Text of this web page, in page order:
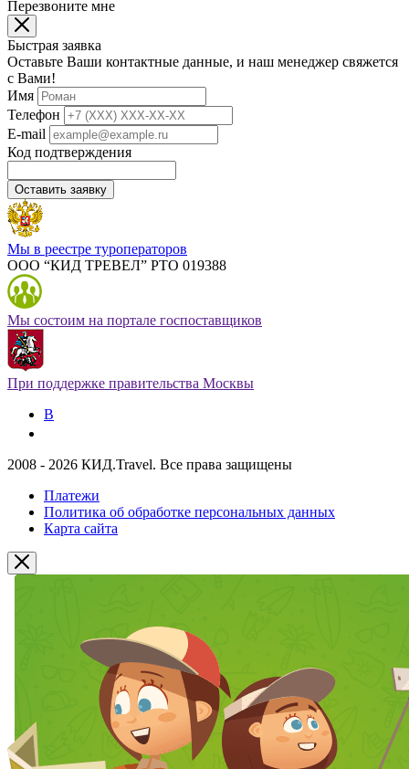
Перезвоните мне
Быстрая заявка
Оставьте Ваши контактные данные, и наш менеджер свяжется
с Вами!
Имя
Телефон
E-mail
Код подтверждения
Оставить заявку
Мы в реестре туроператоров
ООО “КИД ТРЕВЕЛ” РТО 019388
Мы состоим на портале госпоставщиков
При поддержке правительства Москвы
В
2008 - 2026 КИД.Travel. Все права защищены
Платежи
Политика об обработке персональных данных
Карта сайта